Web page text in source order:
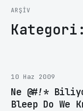
ARŞIV
10 Haz 2009
Ne @#!*
Bleep Do We